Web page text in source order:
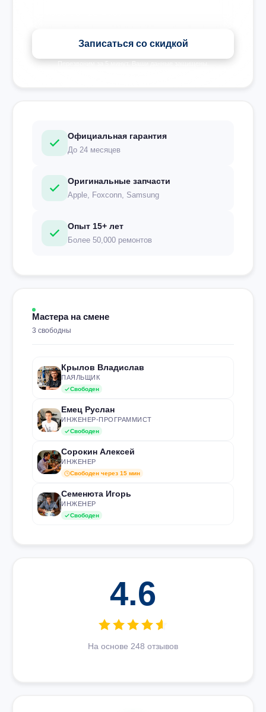
Записаться со скидкой
Перезвоним за 5 минут. Ваши данные защищены.
Официальная гарантия
До 24 месяцев
Оригинальные запчасти
Apple, Foxconn, Samsung
Опыт 15+ лет
Более 50,000 ремонтов
Мастера на смене
3 свободны
Крылов Владислав
ПАЯЛЬЩИК
Свободен
Емец Руслан
ИНЖЕНЕР-ПРОГРАММИСТ
Свободен
Сорокин Алексей
ИНЖЕНЕР
Свободен через 15 мин
Семенюта Игорь
ИНЖЕНЕР
Свободен
4.6
На основе 248 отзывов